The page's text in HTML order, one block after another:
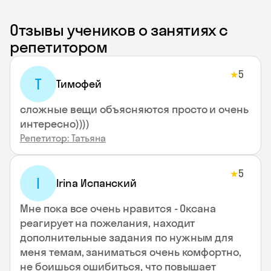
Отзывы учеников о занятиях с
репетитором
Т Тимофей
★5
сложные вещи объясняются просто и очень
интересно))))
Репетитор: Татьяна
I Irina Испанский
★5
Мне пока все очень нравится - Оксана
реагирует на пожелания, находит
дополнительные задания по нужным для
меня темам, заниматься очень комфортно,
не боишься ошибиться, что повышает